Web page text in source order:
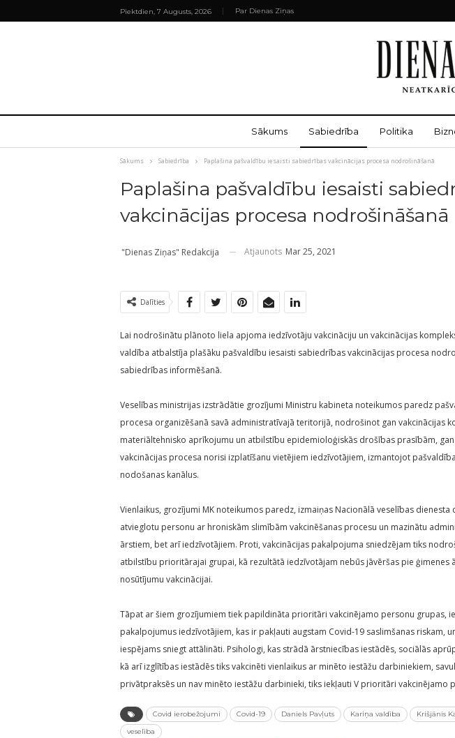
Piektdien, 7 Augusts, 2026 Par Dienas Ziņas
Sākums Sabiedrība Politika
Sākums Sabiedrība Paplašina pašvaldību iesaisti sabiedrības vakcinācijas procesa nodrošināšanā
Paplašina pašvaldību iesaisti
vakcinācijas procesa nodrošināšanā
"Dienas Ziņas" Redakcija Atjaunots Mar 25, 2021
Dalīties
Lai nodrošinātu plānoto liela apjoma iedzīvotāju vakcināciju un vakcinācijas
valdība atbalstīja plašāku pašvaldību iesaisti sabiedrības vakcinācijas procesa
sabiedrības informēšanā.
Veselības ministrijas izstrādātie grozījumi Ministru kabineta noteikumos paredz
procesa organizēšanā savā administratīvajā teritorijā, nodrošinot gan vakcinācijas
materiāltehnisko aprīkojumu un atbilstību epidemioloģiskās drošības prasībām,
vakcinācijas procesa norisi izplatīšanu vietējiem iedzīvotājiem, izmantojot
nodošanas kanālus.
Vienlaikus, grozījumi MK noteikumos paredz, izmaiņas Nacionālā veselības
atvieglotu personu ar hroniskām slimībām vakcinēšanas procesu un mazinātu
ārstiem, bet arī iedzīvotājiem. Proti, vakcinācijas pakalpojuma sniedzējam tiks
atbilstību prioritārajai grupai, kā rezultātā iedzīvotājam nebūs jāvēršas pie ģimenes
nosūtījumu vakcinācijai.
Tāpat ar šiem grozījumiem tiek papildināta prioritāri vakcinējamo personu grupas,
pakalpojumus iedzīvotājiem, kas ir pakļauti augstam Covid-19 saslimšanas riskam,
iespējams sniegt attālināti. Psihologi, kas strādā ārstniecības iestādēs, sociālās
kā arī izglītības iestādēs tiks vakcinēti vienlaikus ar minēto iestāžu darbiniekiem,
privātpraksēs un nav minēto iestāžu darbinieki, tiks iekļauti V prioritāri vakcinējamo
Covid ierobežojumi Covid-19 Daniels Pavļuts Kariņa valdība Krišjānis
veselība